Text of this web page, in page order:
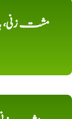
مشت زنی،